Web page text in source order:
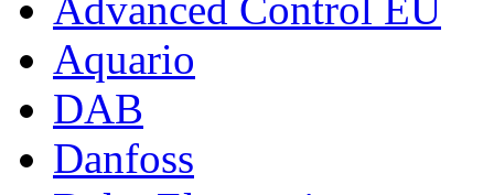
Advanced Control EU
Aquario
DAB
Danfoss